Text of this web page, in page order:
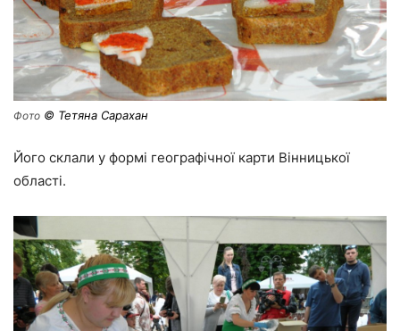
Фото © Тетяна Сарахан
Його склали у формі географічної карти Вінницької
області.